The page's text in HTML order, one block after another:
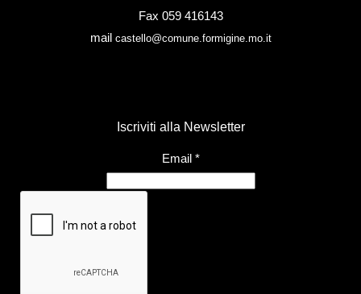
Fax 059 416143
mail castello@comune.formigine.mo.it
Iscriviti alla Newsletter
Email *